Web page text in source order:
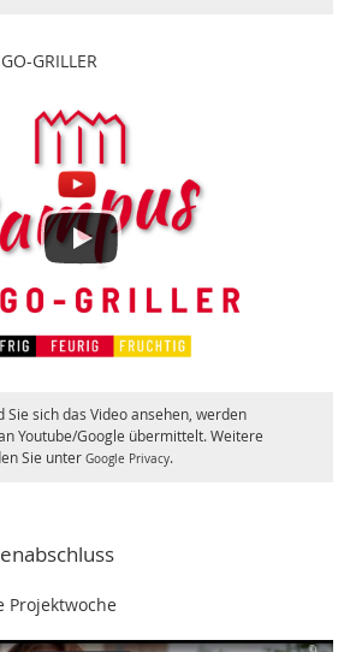
GRILLER
Sie sich das Video ansehen, werden
Youtube/Google übermittelt. Weitere
Sie unter Google Privacy.
Projektwoche